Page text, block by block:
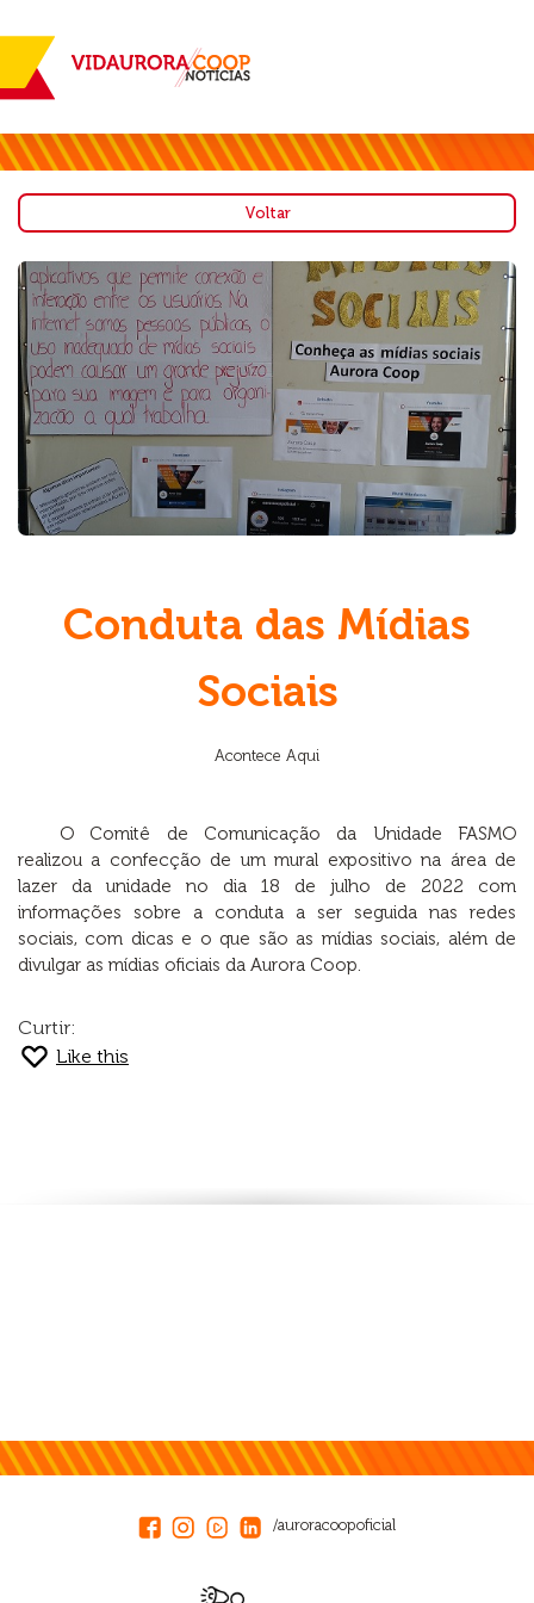
Voltar
Conduta das Mídias
Sociais
Acontece Aqui
O Comitê de Comunicação da Unidade FASMO
realizou a confecção de um mural expositivo na área de
lazer da unidade no dia 18 de julho de 2022 com
informações sobre a conduta a ser seguida nas redes
sociais, com dicas e o que são as mídias sociais, além de
divulgar as mídias oficiais da Aurora Coop.
Curtir:
Like this
/auroracoopoficial